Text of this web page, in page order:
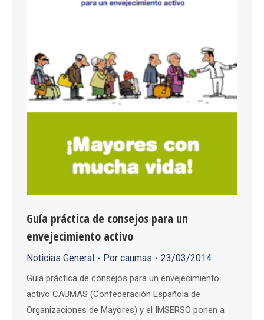
Guía práctica de consejos para un
envejecimiento activo
Noticias General Por caumas 23/03/2014
Guía práctica de consejos para un envejecimiento
activo CAUMAS (Confederación Española de
Organizaciones de Mayores) y el IMSERSO ponen a